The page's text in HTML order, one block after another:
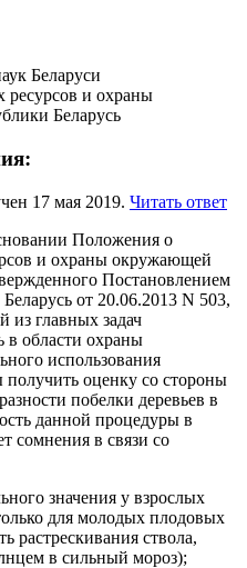
Беларуси
и охраны
Беларусь
17 мая 2019. Читать ответ
Положения о
и охраны окружающей
Постановлением
от 20.06.2013 N 503,
из главных задач
в области охраны
использования
оценку со стороны
побелки деревьев в
данной процедуры в
сомнения в связи со
значения у взрослых
для молодых плодовых
растрескивания ствола,
в сильный мороз);